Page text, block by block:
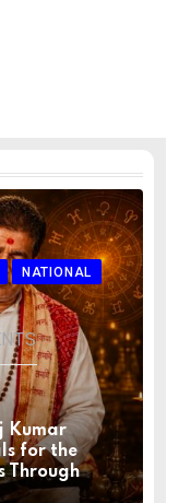
NATIONAL
Kumar
for the
Through